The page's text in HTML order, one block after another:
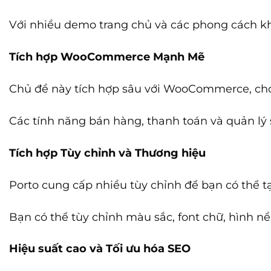
Với nhiều demo trang chủ và các phong cách
Tích hợp WooCommerce Mạnh Mẽ
Chủ đề này tích hợp sâu với WooCommerce,
Các tính năng bán hàng, thanh toán và quản
Tích hợp Tùy chỉnh và Thương hiệu
Porto cung cấp nhiều tùy chỉnh để bạn có thể
Bạn có thể tùy chỉnh màu sắc, font chữ, hình
Hiệu suất cao và Tối ưu hóa SEO